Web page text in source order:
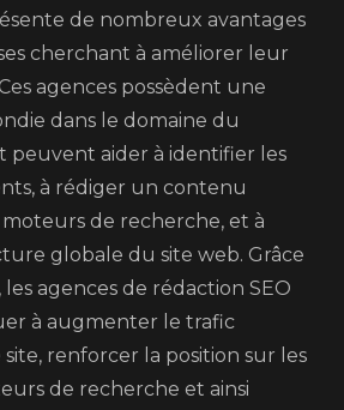
de nombreux avantages
cherchant à améliorer leur
agences possèdent une
dans le domaine du
peuvent aider à identifier les
à rédiger un contenu
de recherche, et à
globale du site web. Grâce
les agences de rédaction SEO
à augmenter le trafic
renforcer la position sur les
de recherche et ainsi